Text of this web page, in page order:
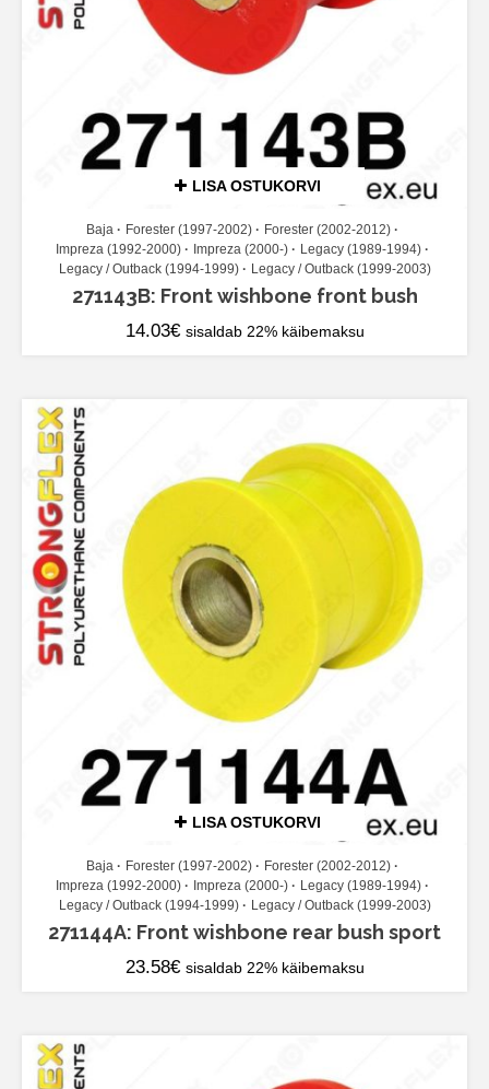
LISA OSTUKORVI
Baja Forester (1997-2002)
Forester (2002-2012)
Impreza (1992-2000)
Impreza (2000-)
Legacy (1989-1994)
Legacy / Outback (1994-1999)
Legacy / Outback (1999-2003)
271143B: Front wishbone front bush
14.03€ sisaldab 22% käibemaksu
LISA OSTUKORVI
Baja Forester (1997-2002)
Forester (2002-2012)
Impreza (1992-2000)
Impreza (2000-)
Legacy (1989-1994)
Legacy / Outback (1994-1999)
Legacy / Outback (1999-2003)
271144A: Front wishbone rear bush sport
23.58€ sisaldab 22% käibemaksu